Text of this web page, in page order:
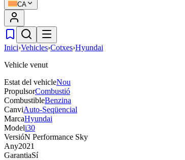
CA
Inici›Vehicles›Cotxes›Hyundai
Vehicle venut
Estat del vehicleNou
PropulsorCombustió
CombustibleBenzina
CanviAuto-Seqüencial
MarcaHyundai
Modeli30
VersióN Performance Sky
Any2021
GarantiaSí